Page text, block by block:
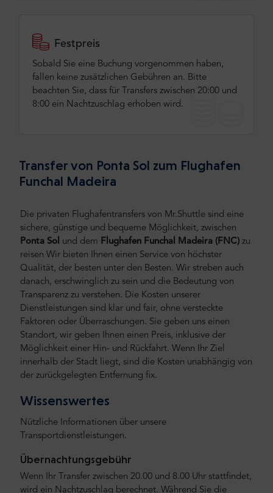
Festpreis
Sobald Sie eine Buchung vorgenommen haben,
fallen keine zusätzlichen Gebühren an. Bitte
beachten Sie, dass für Transfers zwischen 20:00 und
8:00 ein Nachtzuschlag erhoben wird.
Transfer von Ponta Sol zum Flughafen
Funchal Madeira
Die privaten Flughafentransfers von Mr.Shuttle sind eine
sichere, günstige und bequeme Möglichkeit, zwischen
Ponta Sol und dem Flughafen Funchal Madeira (FNC) zu
reisen Wir bieten Ihnen einen Service von höchster
Qualität, der besten unter den Besten. Wir streben auch
danach, erschwinglich zu sein und die Bedeutung von
Transparenz zu verstehen. Die Kosten unserer
Dienstleistungen sind klar und fair, ohne versteckte
Faktoren oder Überraschungen. Sie geben uns einen
Standort, wir geben Ihnen einen Preis, inklusive der
Möglichkeit einer Hin- und Rückfahrt. Wenn Ihr Ziel
innerhalb der Stadt liegt, sind die Kosten unabhängig von
der zurückgelegten Entfernung fix.
Wissenswertes
Nützliche Informationen über unsere
Transportdienstleistungen.
Übernachtungsgebühr
Wenn Ihr Transfer zwischen 20.00 und 8.00 Uhr stattfindet,
wird ein Nachtzuschlag berechnet. Während Sie die